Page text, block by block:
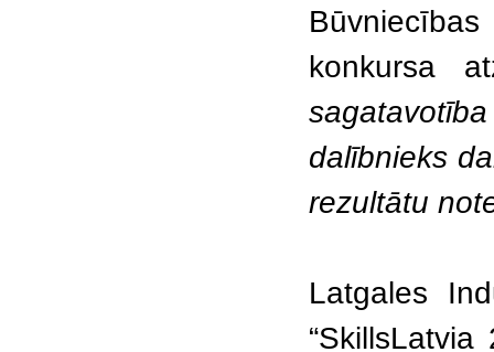
konkursa
dalībnieks
rezultātu
Latgales